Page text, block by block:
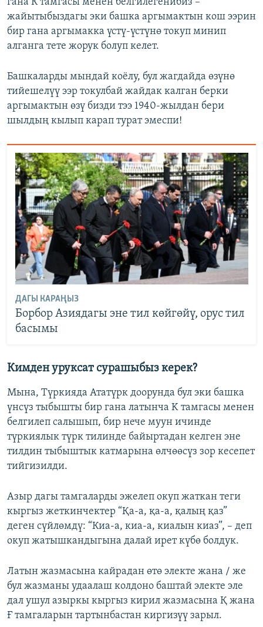
жайытыбыздагы эки башка аргымактын кош ээрин
бир гана аргымакка үстү-үстүнө токуп минип
алганга тете жорук болуп келет.
Башкаларды мындай коёлу, бул жагдайда өзүнө
тийешелүү ээр токулбай жайдак калган берки
аргымактын өзү бизди тээ 1940-жылдан бери
шылдың кылып карап турат эмеспи!
ДАГЫ КАРАҢЫЗ
Борбор Азиядагы эне тил көйгөйү, орус тил
басымы
Кимден уруксат сурашыбыз керек?
Мына, Түркияда Ататүрк доорунда бул эки башка
үнсүз тыбышты бир гана латынча K тамгасы менен
белгилеп салышып, бир нече муун ичинде
түркиялык түрк тилинде байыртадан келген эне
тилдин тыбыштык катмарына өлчөөсүз зор кесепет
тийгизилди.
Азыр дагы тамгаларды эжелеп окуп жаткан теги
кыргыз жеткинчектер “Қа-а, қа-а, қалың қаз”
деген сүйлөмдү: “Киа-а, киа-а, киалын киаз”, – деп
окуп жатышкандыгына далай ирет күбө болдук.
Латын жазмасына кайрадан өтө электе жана / же
бул жазманы удаалаш колдоно баштай электе эле
дал ушул азыркы кыргыз кирил жазмасына Қ жана
Ғ тамгаларын тартынбастан киргизүү зарыл.